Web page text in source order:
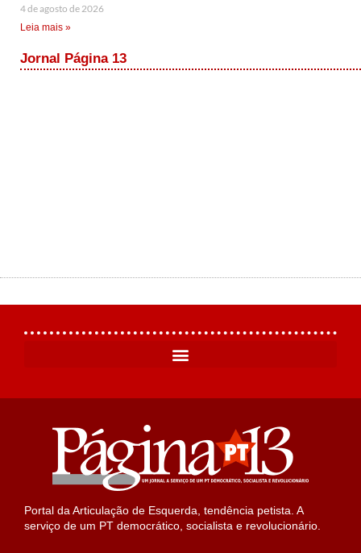
4 de agosto de 2026
Leia mais »
Jornal Página 13
Portal da Articulação de Esquerda, tendência petista. A
serviço de um PT democrático, socialista e revolucionário.